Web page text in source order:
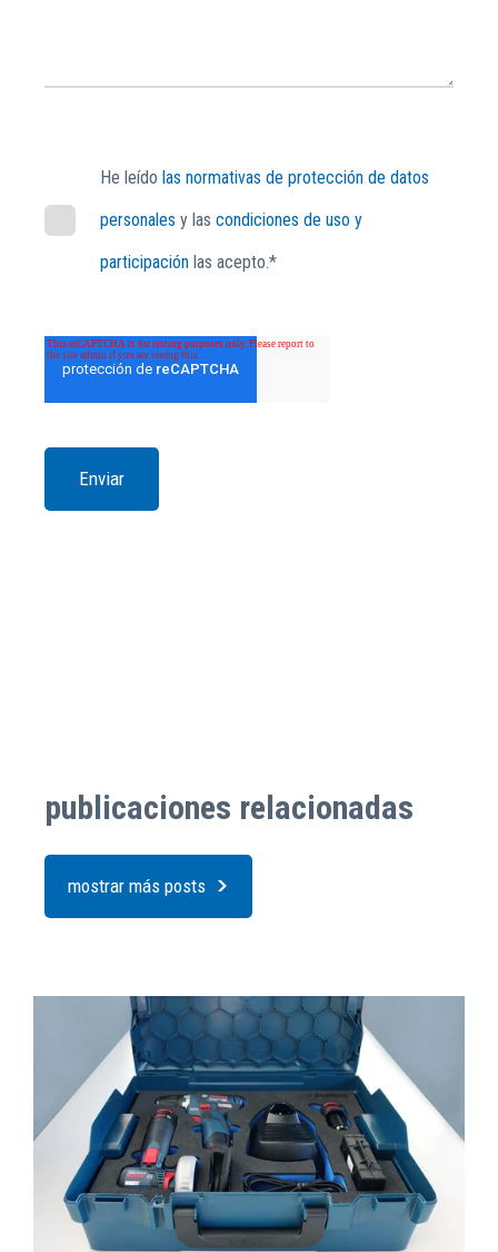
He leído las normativas de protección de datos
personales y las condiciones de uso y
participación las acepto.*
publicaciones relacionadas
mostrar más posts